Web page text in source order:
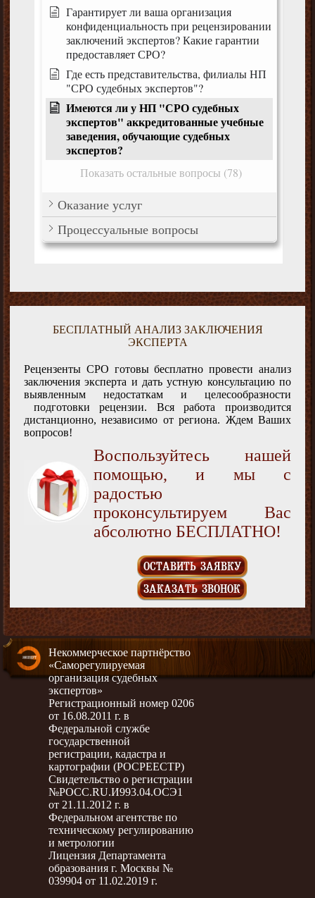
Гарантирует ли ваша организация
конфиденциальность при рецензировании
заключений экспертов? Какие гарантии
предоставляет СРО?
Где есть представительства, филиалы НП
"СРО судебных экспертов"?
Имеются ли у НП "СРО судебных
экспертов" аккредитованные учебные
заведения, обучающие судебных
экспертов?
Показать остальные вопросы (78)
Оказание услуг
Процессуальные вопросы
БЕСПЛАТНЫЙ АНАЛИЗ ЗАКЛЮЧЕНИЯ
ЭКСПЕРТА
Рецензенты СРО готовы бесплатно провести анализ
заключения эксперта и дать устную консультацию по
выявленным недостаткам и целесообразности
подготовки рецензии. Вся работа производится
дистанционно, независимо от региона. Ждем Ваших
вопросов!
Воспользуйтесь нашей
помощью, и мы с
радостью
проконсультируем Вас
абсолютно БЕСПЛАТНО!
ОСТАВИТЬ ЗАЯВКУ
ЗАКАЗАТЬ ЗВОНОК
Некоммерческое партнёрство
«Саморегулируемая
организация судебных
экспертов»
Регистрационный номер 0206
от 16.08.2011 г. в
Федеральной службе
государственной
регистрации, кадастра и
картографии (РОСРЕЕСТР)
Свидетельство о регистрации
№РОСС.RU.И993.04.ОСЭ1
от 21.11.2012 г. в
Федеральном агентстве по
техническому регулированию
и метрологии
Лицензия Департамента
образования г. Москвы №
039904 от 11.02.2019 г.